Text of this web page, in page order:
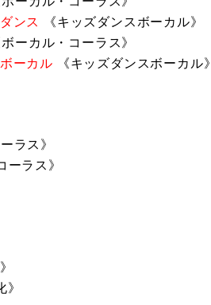
ダンス
《キッズダンスボーカル》
ーカル・コーラス》
ボーカル 《キッズダンスボーカル》
ラス》
ラス》